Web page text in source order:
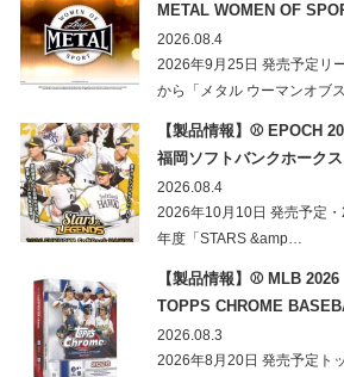
METAL WOMEN OF
HOBBY
2026.08.4
2026年9月25日 発売予定リ
から「メタル ウーマンオブ
【製品情報】⚾ EPOCH
福岡ソフトバンクホークス
STARS&LEGENDS ベース
ルカード
2026.08.4
2026年10月10日 発売予定
年度「STARS &amp…
【製品情報】⚾ MLB 2026
TOPPS CHROME
LOGOFRACTOR
2026.08.3
2026年8月20日 発売予定ト